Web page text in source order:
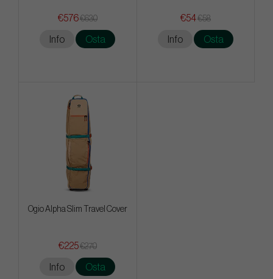
€576€630
Info Osta
€54€58
Info Osta
Ogio Alpha Slim Travel Cover
€225€270
Info Osta